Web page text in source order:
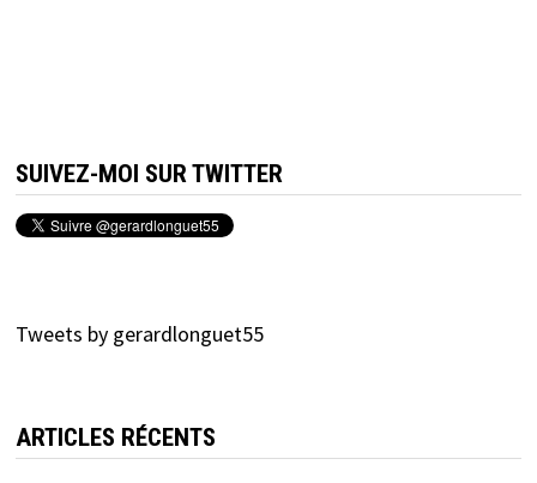
SUIVEZ-MOI SUR TWITTER
Tweets by gerardlonguet55
ARTICLES RÉCENTS